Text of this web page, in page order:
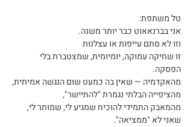
טל משתפת:
אני בברנאאוט כבר יותר משנה.
וזו לא סתם עייפות או עצלנות
זו שחיקה עמוקה, יומיומית, שמצטברת בלי
הפסקה.
מהאקדמיה — שאין בה כמעט שום הנגשה אמיתית,
מהציפייה הבלתי נגמרת "להתיישר",
מהמאבק התמידי להוכיח שמגיע לי, שמותר לי,
שאני לא "ממציאה".